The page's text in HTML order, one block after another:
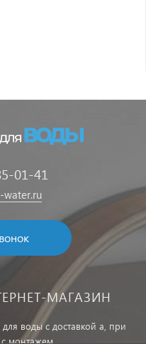
01-41
water.ru
МАГАЗИН
воды с доставкой а, при
монтажем.